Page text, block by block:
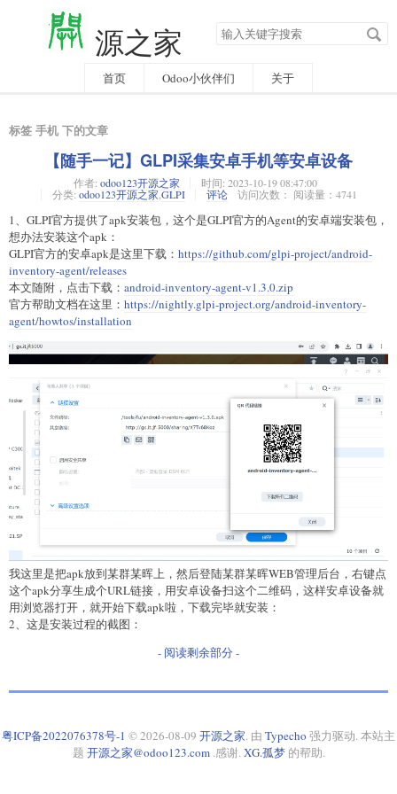
源之家 搜
索
字
首页 Odoo小伙伴们 关于
标签 手机 下的文章
【随手一记】GLPI采集安卓手机等安卓设备
作者: odoo123开源之家 时间: 2023-10-19 08:47:00
分类: odoo123开源之家 GLPI 评论 访问次数： 阅读量：4741
1、GLPI官方提供了apk安装包，这个是GLPI官方的Agent的安卓端安装包，
想办法安装这个apk：
GLPI官方的安卓apk是这里下载： https://github.com/glpi-project/android-
inventory-agent/releases
本文随附，点击下载： android-inventory-agent-v1.3.0.zip
官方帮助文档在这里： https://nightly.glpi-project.org/android-inventory-
agent/howtos/installation
我这里是把apk放到某群某晖上，然后登陆某群某晖WEB管理后台，右键点
这个apk分享生成个URL链接，用安卓设备扫这个二维码，这样安卓设备就
用浏览器打开，就开始下载apk啦，下载完毕就安装：
2、这是安装过程的截图：
- 阅读剩余部分 -
粤ICP备2022076378号-1 © 2026-08-09 开源之家. 由 Typecho 强力驱动. 本站主
题 开源之家@odoo123.com.感谢. XG.孤梦的帮助.